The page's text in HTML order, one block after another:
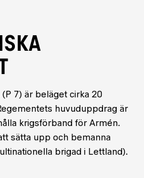
7) är beläget cirka 20
huvuduppdrag är
krigsförband för Armén.
sätta upp och bemanna
brigad i Lettland).